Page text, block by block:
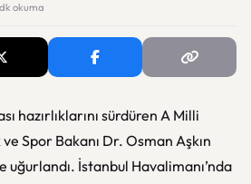
okuma
hazırlıklarını sürdüren A Milli
Spor Bakanı Dr. Osman Aşkın
uğurlandı. İstanbul Havalimanı’nda